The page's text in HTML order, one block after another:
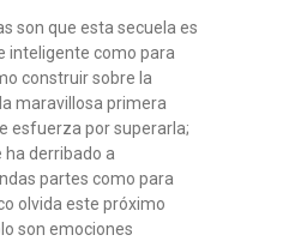
son que esta secuela es
inteligente como para
construir sobre la
maravillosa primera
esfuerza por superarla;
ha derribado a
partes como para
olvida este próximo
son emociones